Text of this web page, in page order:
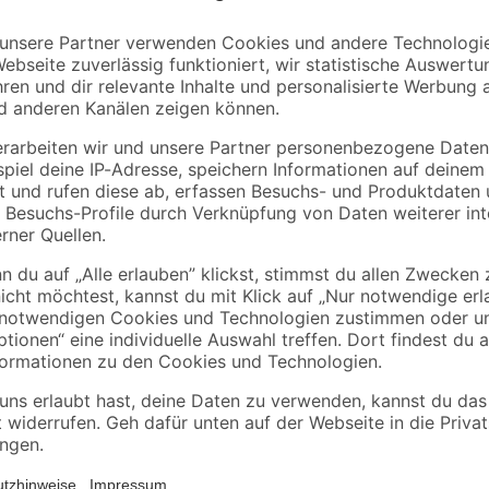
Alu-
Ventilkopf
14, €
Gardinia
Rollringe für
6, €
Die Slopehaken aus dem Hause